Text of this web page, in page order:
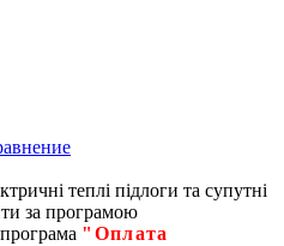
теплі підлоги та супутні
за програмою
"Оплата